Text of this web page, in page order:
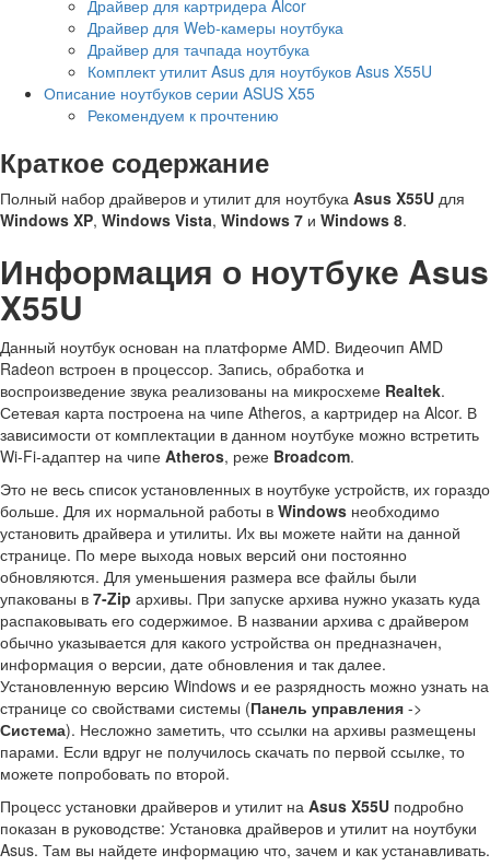
Драйвер для картридера Alcor
Драйвер для Web-камеры ноутбука
Драйвер для тачпада ноутбука
Комплект утилит Asus для ноутбуков Asus X55U
Описание ноутбуков серии ASUS X55
Рекомендуем к прочтению
Краткое содержание
Полный набор драйверов и утилит для ноутбука Asus X55U для
Windows XP, Windows Vista, Windows 7 и Windows 8.
Информация о ноутбуке Asus
X55U
Данный ноутбук основан на платформе AMD. Видеочип AMD
Radeon встроен в процессор. Запись, обработка и
воспроизведение звука реализованы на микросхеме Realtek.
Сетевая карта построена на чипе Atheros, а картридер на Alcor. В
зависимости от комплектации в данном ноутбуке можно встретить
Wi-Fi-адаптер на чипе Atheros, реже Broadcom.
Это не весь список установленных в ноутбуке устройств, их гораздо
больше. Для их нормальной работы в Windows необходимо
установить драйвера и утилиты. Их вы можете найти на данной
странице. По мере выхода новых версий они постоянно
обновляются. Для уменьшения размера все файлы были
упакованы в 7-Zip архивы. При запуске архива нужно указать куда
распаковывать его содержимое. В названии архива с драйвером
обычно указывается для какого устройства он предназначен,
информация о версии, дате обновления и так далее.
Установленную версию Windows и ее разрядность можно узнать на
странице со свойствами системы (Панель управления ->
Система). Несложно заметить, что ссылки на архивы размещены
парами. Если вдруг не получилось скачать по первой ссылке, то
можете попробовать по второй.
Процесс установки драйверов и утилит на Asus X55U подробно
показан в руководстве: Установка драйверов и утилит на ноутбуки
Asus. Там вы найдете информацию что, зачем и как устанавливать.